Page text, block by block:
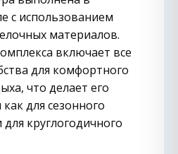
с использованием
материалов.
включает все
для комфортного
что делает его
для сезонного
круглогодичного